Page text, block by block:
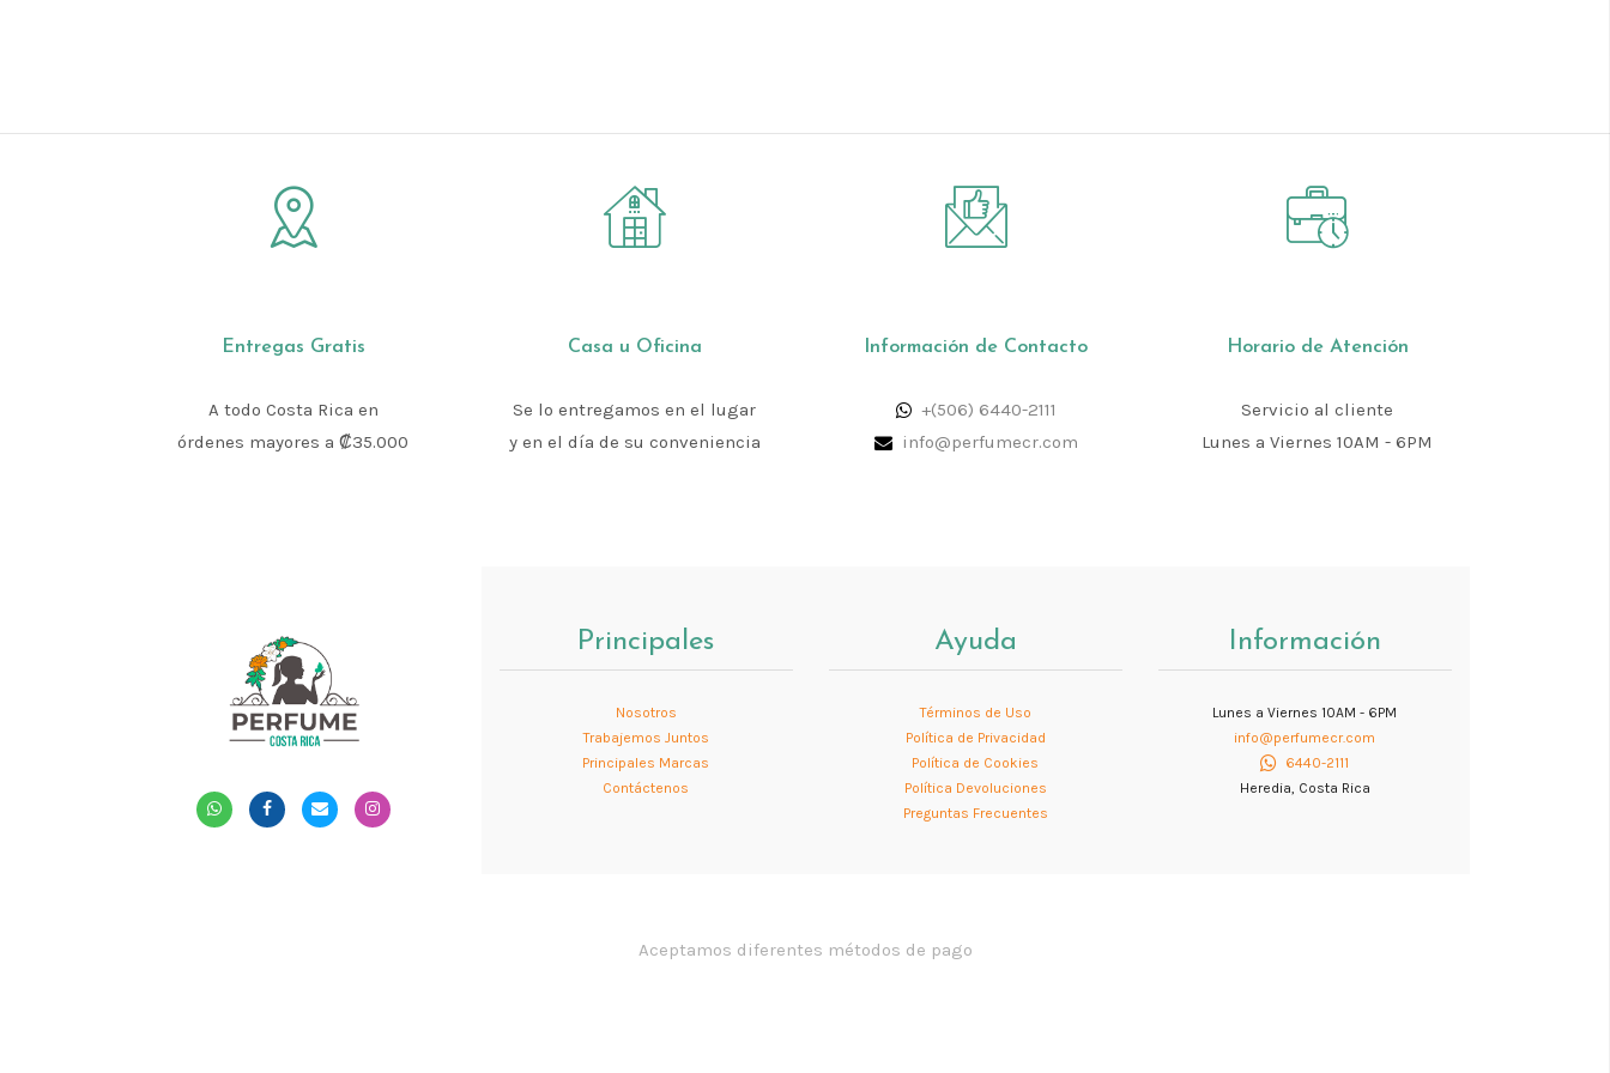
Entregas Gratis
A todo Costa Rica en
órdenes mayores a ₡35.000
Casa u Oficina
Se lo entregamos en el lugar
y en el día de su conveniencia
Información de Contacto
+(506) 6440-2111
info@perfumecr.com
Horario de Atención
Servicio al cliente
Lunes a Viernes 10AM - 6PM
Principales
Nosotros
Trabajemos Juntos
Principales Marcas
Contáctenos
Ayuda
Términos de Uso
Política de Privacidad
Política de Cookies
Política Devoluciones
Preguntas Frecuentes
Información
Lunes a Viernes 10AM - 6PM
info@perfumecr.com
6440-2111
Heredia, Costa Rica
Aceptamos diferentes métodos de pago